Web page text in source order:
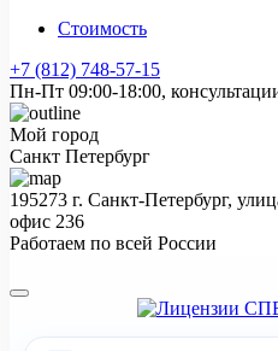
Стоимость
+7 (812) 748-57-15
Пн-Пт 09:00-18:00,
Мой город
Санкт Петербург
195273 г. Санкт-Петербург,
офис 236
Работаем по всей России